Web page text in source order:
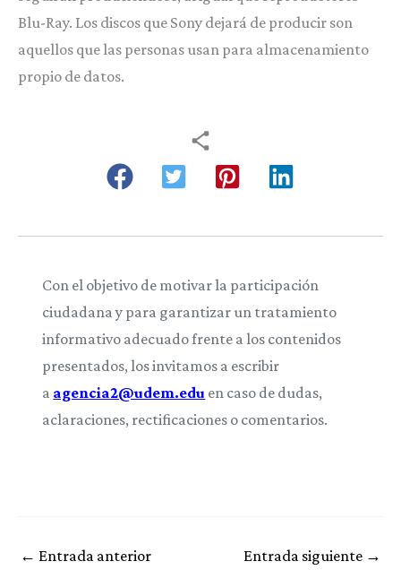
Blu-Ray. Los discos que Sony dejará de producir son
aquellos que las personas usan para almacenamiento
propio de datos.
Con el objetivo de motivar la participación
ciudadana y para garantizar un tratamiento
informativo adecuado frente a los contenidos
presentados, los invitamos a escribir
a agencia2@udem.edu en caso de dudas,
aclaraciones, rectificaciones o comentarios.
← Entrada anterior Entrada siguiente →